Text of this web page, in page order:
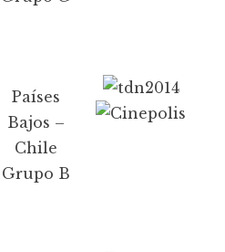
Países
Bajos –
Chile
Grupo B